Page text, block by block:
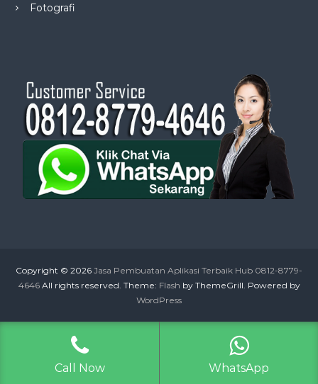
Fotografi
Copyright © 2026 Jasa Pembuatan Aplikasi Terbaik Hub 0812-8779-
4646All rights reserved. Theme: Flash by ThemeGrill. Powered by
WordPress
Call Now WhatsApp